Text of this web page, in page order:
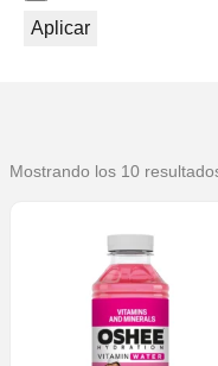
Mostrando los 10
Aplicar